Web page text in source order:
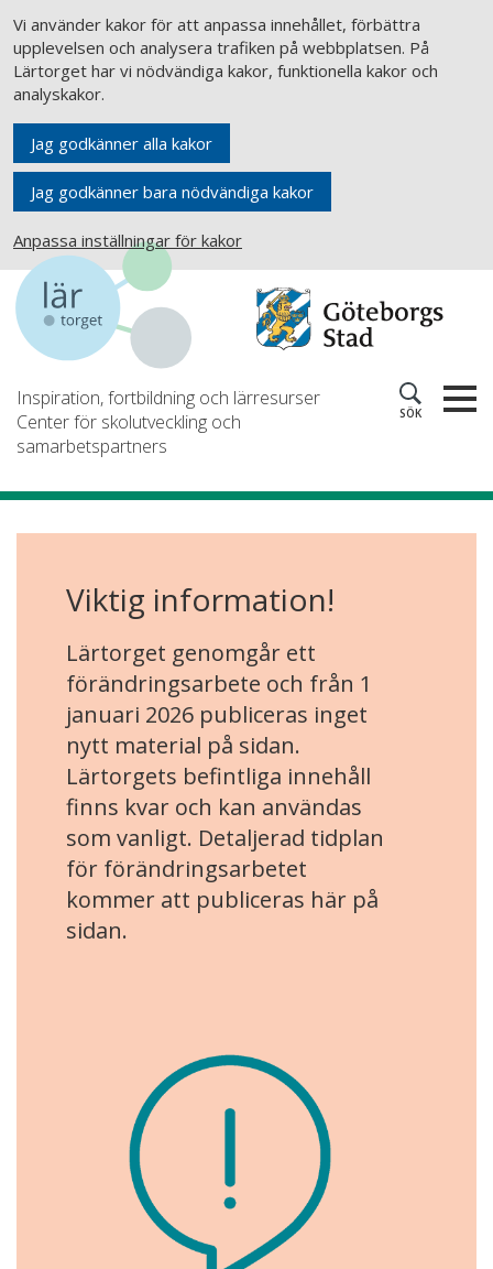
Vi använder kakor för att anpassa innehållet, förbättra
upplevelsen och analysera trafiken på webbplatsen. På
Lärtorget har vi nödvändiga kakor, funktionella kakor och
analyskakor.
Jag godkänner alla kakor
Jag godkänner bara nödvändiga kakor
Anpassa inställningar för kakor
Inspiration, fortbildning och lärresurser
Center för skolutveckling och
samarbetspartners
SÖK
Viktig information!
Lärtorget genomgår ett
förändringsarbete och från 1
januari 2026 publiceras inget
nytt material på sidan.
Lärtorgets befintliga innehåll
finns kvar och kan användas
som vanligt. Detaljerad tidplan
för förändringsarbetet
kommer att publiceras här på
sidan.